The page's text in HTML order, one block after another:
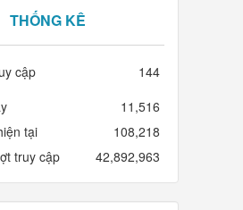
THỐNG KÊ
cập
144
11,516
tại
108,218
truy cập
42,892,963